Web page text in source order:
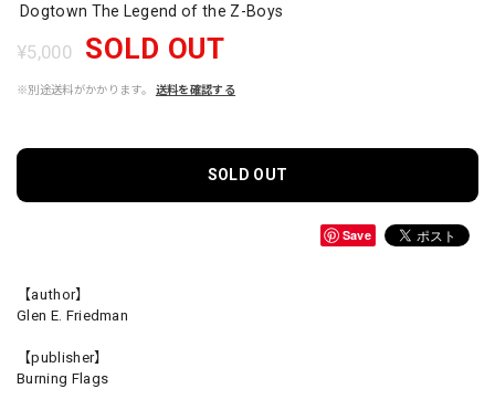
Dogtown The Legend of the Z-Boys
¥5,000 SOLD OUT
※別途送料がかかります。 送料を確認する
SOLD OUT
Save
【author】
Glen E. Friedman
【publisher】
Burning Flags